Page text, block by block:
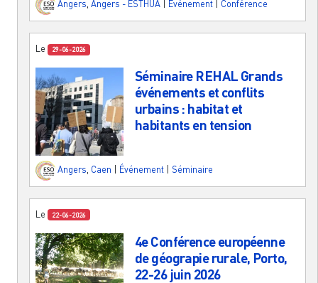
Angers, Angers - ESTHUA Événement Conférence
Le 29-06-2026
Séminaire REHAL Grands
événements et conflits
urbains : habitat et
habitants en tension
Angers Caen Événement Séminaire
Le 22-06-2026
4e Conférence européenne
de géograpie rurale, Porto,
22-26 juin 2026